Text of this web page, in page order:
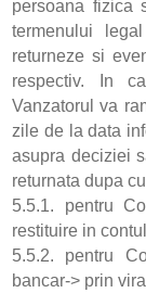
persoana fizica
termenului
returneze si
respectiv. In
Vanzatorul va
zile de la data
asupra deciziei
returnata dupa
5.5.1. pentru
restituire in
5.5.2. pentru
bancar-> prin